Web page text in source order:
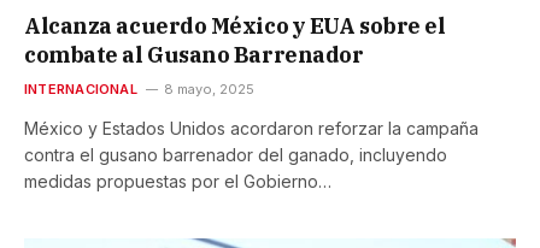
Alcanza acuerdo México y EUA sobre el
combate al Gusano Barrenador
INTERNACIONAL 8 mayo, 2025
México y Estados Unidos acordaron reforzar la campaña
contra el gusano barrenador del ganado, incluyendo
medidas propuestas por el Gobierno…